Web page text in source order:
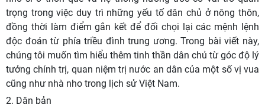
trọng trong việc duy trì những yếu tố dân chủ ở nông thôn,
đồng thời làm điểm gắn kết để đối chọi lại các mệnh lệnh
độc đoán từ phía triều đình trung ương. Trong bài viết này,
chúng tôi muốn tìm hiểu thêm tinh thần dân chủ từ góc độ lý
tưởng chính trị, quan niệm trị nước an dân của một số vị vua
cũng như nhà nho trong lịch sử Việt Nam.
2. Dân bản